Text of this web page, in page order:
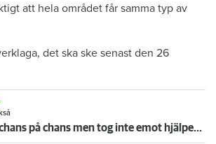
att hela området får samma typ av
det ska ske senast den 26
Fick chans på chans men tog inte emot hjälpen – nu vräks paret: ”Tragiskt"